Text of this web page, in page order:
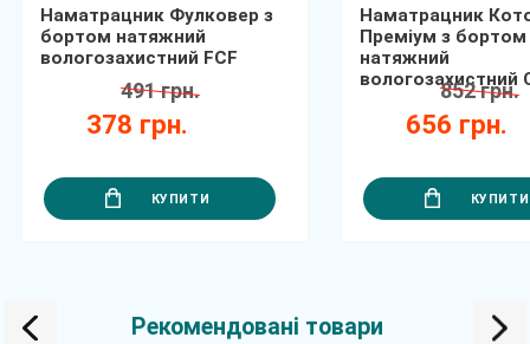
Наматрацник Фулковер з
бортом натяжний
вологозахистний FCF
378 грн.
491 грн.
КУПИТИ
Наматрацник
Преміум з бортом
натяжний
вологозахистний
656 грн.
852 грн.
КУПИТИ
Рекомендовані товари